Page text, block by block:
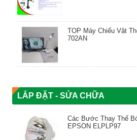
TOP Máy Chiếu Vật
702AN
LẮP ĐẶT - SỬA CHỮA
Các Bước Thay Thế
EPSON ELPLP97